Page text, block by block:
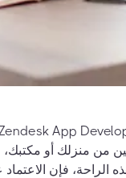
من منزلك أو مكتبك،
الراحة، فإن